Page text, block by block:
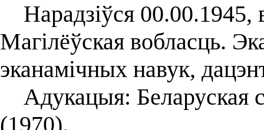
Нарадзіўся 00.00.1945,
Магілёўская вобласць.
эканамічных навук,
Адукацыя: Беларуская
(1970).